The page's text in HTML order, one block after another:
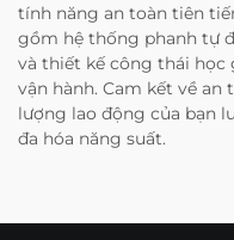
tính năng an toàn tiên
gồm hệ thống phanh tự
và thiết kế công thái
vận hành. Cam kết về
lượng lao động của bạn
đa hóa năng suất.